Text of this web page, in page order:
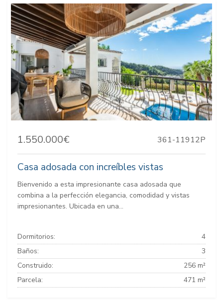
1.550.000€ 361-11912P
Casa adosada con increíbles vistas
Bienvenido a esta impresionante casa adosada que
combina a la perfección elegancia, comodidad y vistas
impresionantes. Ubicada en una...
Dormitorios:
4
Baños:
3
Construido:
256 m²
Parcela:
471 m²